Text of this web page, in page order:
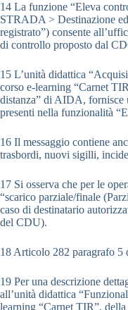
14 La funzione “Eleva
STRADA > Destinazione
registrato”) consente
di controllo proposto dal
15 L’unità didattica
corso e-learning “Carnet
distanza” di AIDA, fornisce
presenti nella funzionalità
16 Il messaggio contiene
trasbordi, nuovi sigilli,
17 Si osserva che per le
“scarico parziale/finale
caso di destinatario
del CDU).
18 Articolo 282 paragrafo 5
19 Per una descrizione
all’unità didattica
learning “Carnet TIR”,